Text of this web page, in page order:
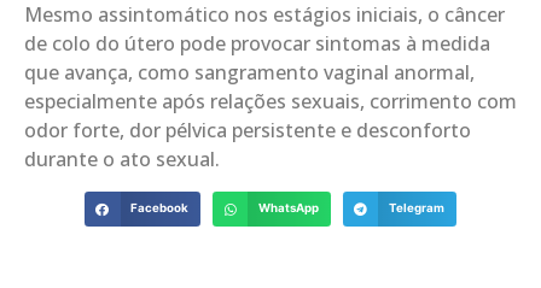
Mesmo assintomático nos estágios iniciais, o câncer
de colo do útero pode provocar sintomas à medida
que avança, como sangramento vaginal anormal,
especialmente após relações sexuais, corrimento com
odor forte, dor pélvica persistente e desconforto
durante o ato sexual.
Facebook WhatsApp Telegram